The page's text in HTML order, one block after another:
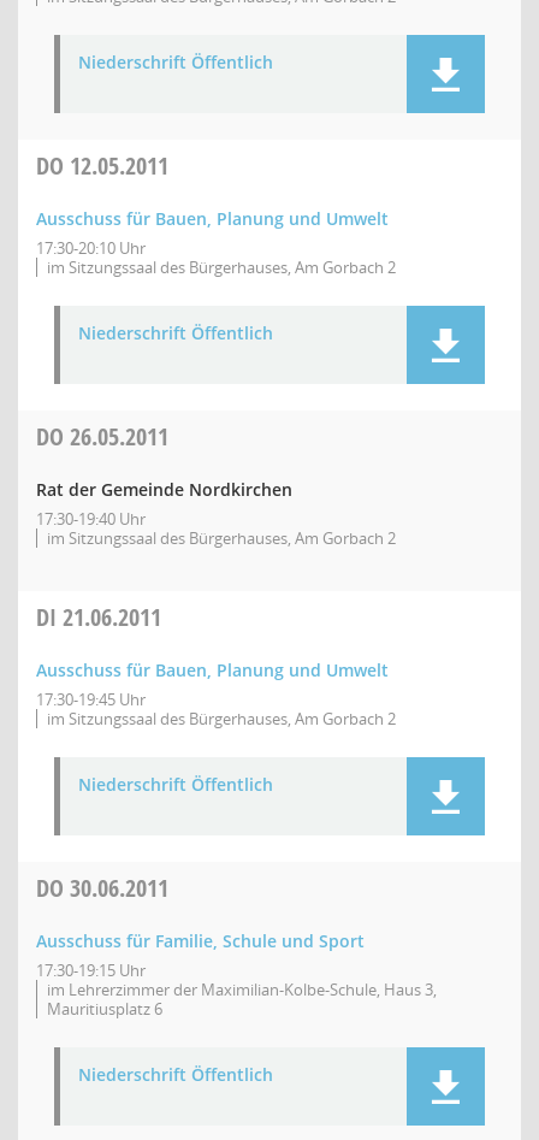
Niederschrift Öffentlich
DO 12.05.2011
Ausschuss für Bauen, Planung und Umwelt
17:30-20:10 Uhr
im Sitzungssaal des Bürgerhauses, Am Gorbach 2
Niederschrift Öffentlich
DO 26.05.2011
Rat der Gemeinde Nordkirchen
17:30-19:40 Uhr
im Sitzungssaal des Bürgerhauses, Am Gorbach 2
DI 21.06.2011
Ausschuss für Bauen, Planung und Umwelt
17:30-19:45 Uhr
im Sitzungssaal des Bürgerhauses, Am Gorbach 2
Niederschrift Öffentlich
DO 30.06.2011
Ausschuss für Familie, Schule und Sport
17:30-19:15 Uhr
im Lehrerzimmer der Maximilian-Kolbe-Schule, Haus 3,
Mauritiusplatz 6
Niederschrift Öffentlich